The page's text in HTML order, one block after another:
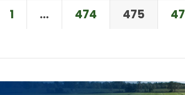
1 … 474 475